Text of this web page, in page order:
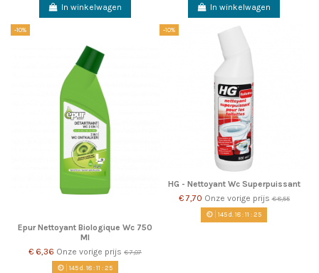
In winkelwagen In winkelwagen
-10%
Epur Nettoyant Biologique Wc 750
Ml
€ 6,36 Onze vorige prijs € 7,07
145d.18:11 :22
-10%
HG - Nettoyant Wc Superpuissant
€ 7,70 Onze vorige prijs€ 8,55
145d.18:11 :22